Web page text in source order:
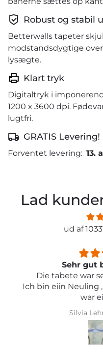
Robust og stabil
Betterwalls tapeter
modstandsdygtige
lysægte.
Klart tryk
Digitaltryk i
1200 x 3600 dpi.
lugtfri.
GRATIS Levering!
Forventet levering: 13.
Lad
ud af
Sehr schön